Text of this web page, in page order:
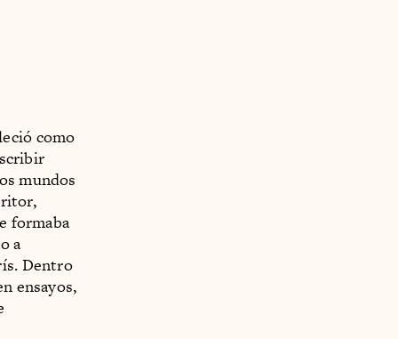
como
mundos
formaba
a
Dentro
ensayos,